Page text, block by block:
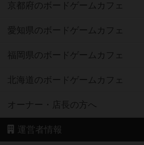
京都府のボードゲームカフェ
愛知県のボードゲームカフェ
福岡県のボードゲームカフェ
北海道のボードゲームカフェ
オーナー・店長の方へ
運営者情報